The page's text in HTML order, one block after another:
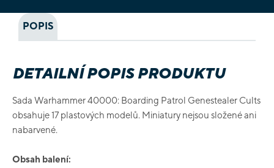
POPIS
DETAILNÍ POPIS PRODUKTU
Sada Warhammer 40000: Boarding Patrol Genestealer Cults
obsahuje 17 plastových modelů. Miniatury nejsou složené ani
nabarvené.
Obsah balení: